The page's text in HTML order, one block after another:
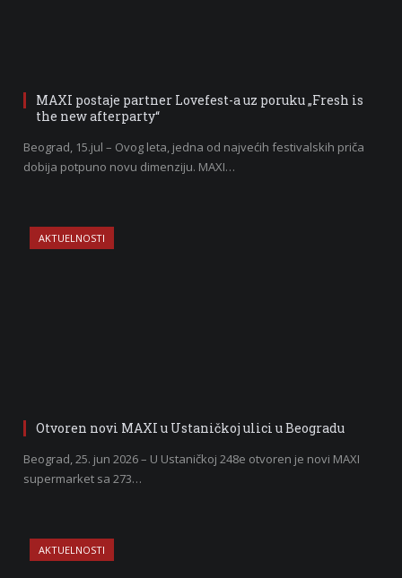
MAXI postaje partner Lovefest-a uz poruku „Fresh is
the new afterparty“
Beograd, 15.jul – Ovog leta, jedna od najvećih festivalskih priča
dobija potpuno novu dimenziju. MAXI…
AKTUELNOSTI
Otvoren novi MAXI u Ustaničkoj ulici u Beogradu
Beograd, 25. jun 2026 – U Ustaničkoj 248e otvoren je novi MAXI
supermarket sa 273…
AKTUELNOSTI